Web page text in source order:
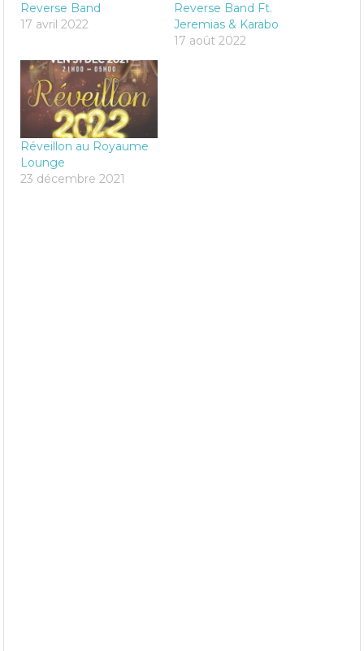
Reverse Band
17 avril 2022
Reverse Band Ft.
Jeremias & Karabo
17 août 2022
Réveillon au Royaume
Lounge
23 décembre 2021